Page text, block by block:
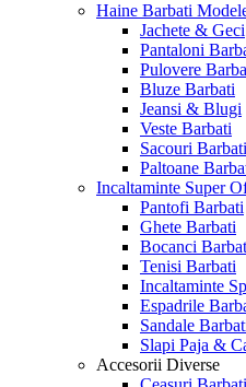
Haine Barbati
Jachete & Geci
Pantaloni
Pulovere
Bluze Barbati
Jeansi & Blugi
Veste Barbati
Sacouri Barbati
Paltoane
Incaltaminte Super
Pantofi Barbati
Ghete Barbati
Bocanci
Tenisi Barbati
Incaltaminte
Espadrile
Sandale
Slapi Paja &
Accesorii Diverse